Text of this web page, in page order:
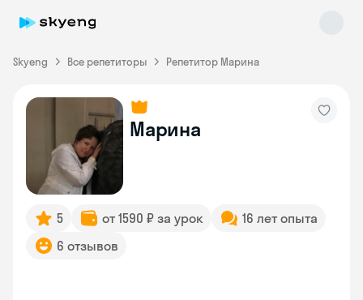
Skyeng Все репетиторы Репетитор Марина
Марина
5 от 1590 ₽ за урок
16 лет опыта
6 отзывов
Skyeng Chat
online